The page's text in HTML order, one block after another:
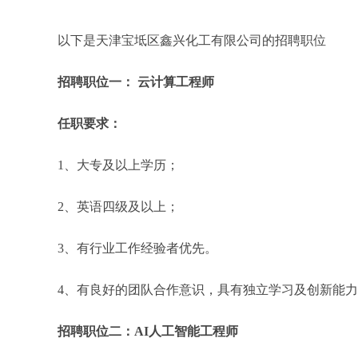
以下是天津宝坻区鑫兴化工有限公司的招聘职位
招聘职位一： 云计算工程师
任职要求：
1、大专及以上学历；
2、英语四级及以上；
3、有行业工作经验者优先。
4、有良好的团队合作意识，具有独立学习及创新能
招聘职位二：AI人工智能工程师